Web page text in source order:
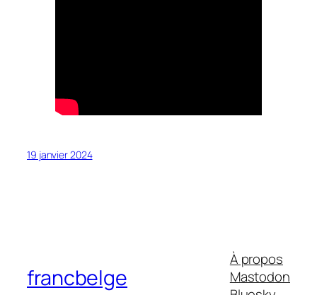
19 janvier 2024
francbelge
À propos
Mastodon